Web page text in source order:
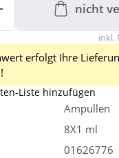
nicht
inkl.
erfolgt Ihre
Liste hinzufügen
Ampullen
8X1 ml
01626776